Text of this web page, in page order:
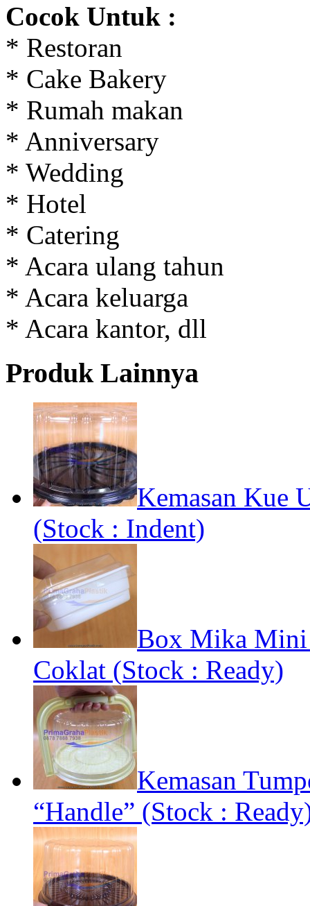
Cocok Untuk :
* Restoran
* Cake Bakery
* Rumah makan
* Anniversary
* Wedding
* Hotel
* Catering
* Acara ulang tahun
* Acara keluarga
* Acara kantor, dll
Produk Lainnya
Kemasan Kue
(Stock : Indent)
Box Mika Mini
Coklat (Stock : Ready)
Kemasan
“Handle” (Stock :